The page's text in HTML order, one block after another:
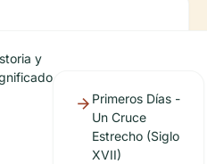
y
Primeros Días -
Un Cruce
Estrecho (Siglo
XVII)